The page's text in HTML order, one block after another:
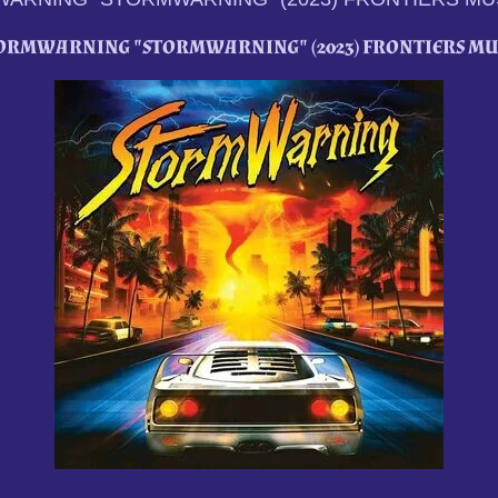
"STORMWARNING" (2023) FRONTIERS